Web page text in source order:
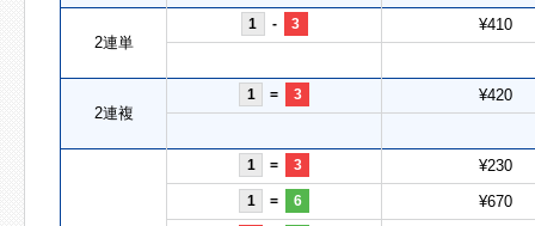
2連単
1 - 3 ¥410
2連複
1 = 3 ¥420
1 = 3 ¥230
1 = 6 ¥670